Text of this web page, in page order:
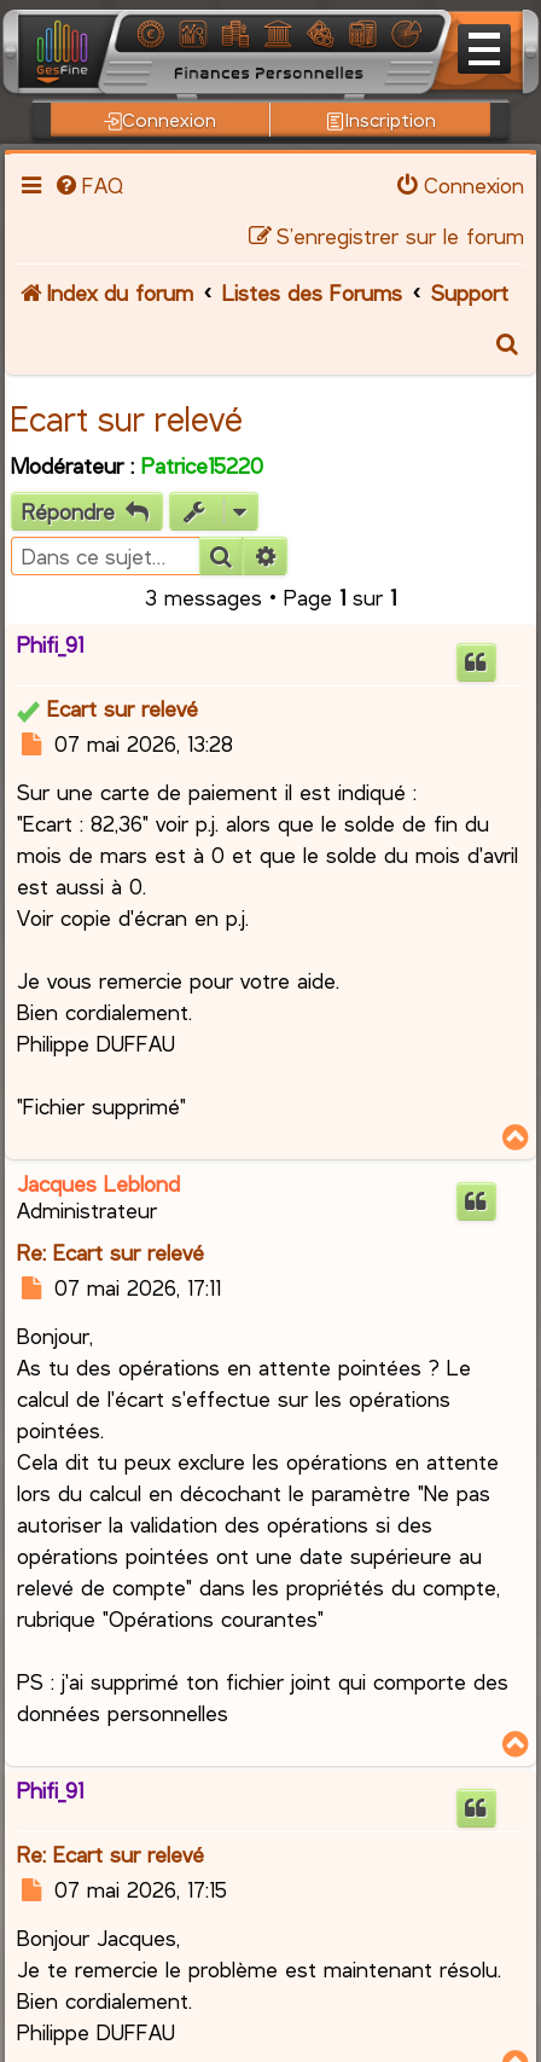
Connexion Inscription
FAQ
Connexion
S’enregistrer sur le forum
Index du forum Listes des Forums
Support
Ecart sur relevé
Modérateur : Patrice15220
Répondre
Rechercher
3 messages • Page 1 sur 1
Phifi_91
Ecart sur relevé
M
s
s
a
g
e
07 mai 2026, 13:28
Sur une carte de paiement il est indiqué :
"Ecart : 82,36" voir p.j. alors que le solde de fin du
mois de mars est à 0 et que le solde du mois d'avril
est aussi à 0.
Voir copie d'écran en p.j.
Je vous remercie pour votre aide.
Bien cordialement.
Philippe DUFFAU
"Fichier supprimé"
Jacques Leblond
Administrateur
Re: Ecart sur relevé
M
s
s
a
e
07 mai 2026, 17:11
Bonjour,
As tu des opérations en attente pointées ? Le
calcul de l'écart s'effectue sur les opérations
pointées.
Cela dit tu peux exclure les opérations en attente
lors du calcul en décochant le paramètre "Ne pas
autoriser la validation des opérations si des
opérations pointées ont une date supérieure au
relevé de compte" dans les propriétés du compte,
rubrique "Opérations courantes"
PS : j'ai supprimé ton fichier joint qui comporte des
données personnelles
Phifi_91
Re: Ecart sur relevé
M
s
s
a
g
e
07 mai 2026, 17:15
Bonjour Jacques,
Je te remercie le problème est maintenant résolu.
Bien cordialement.
Philippe DUFFAU